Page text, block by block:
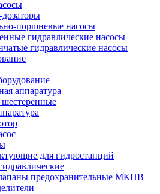
поршневые насосы
гидравлические насосы
гидравлические насосы
аппаратура
для гидростанций
предохранительные МКПВ